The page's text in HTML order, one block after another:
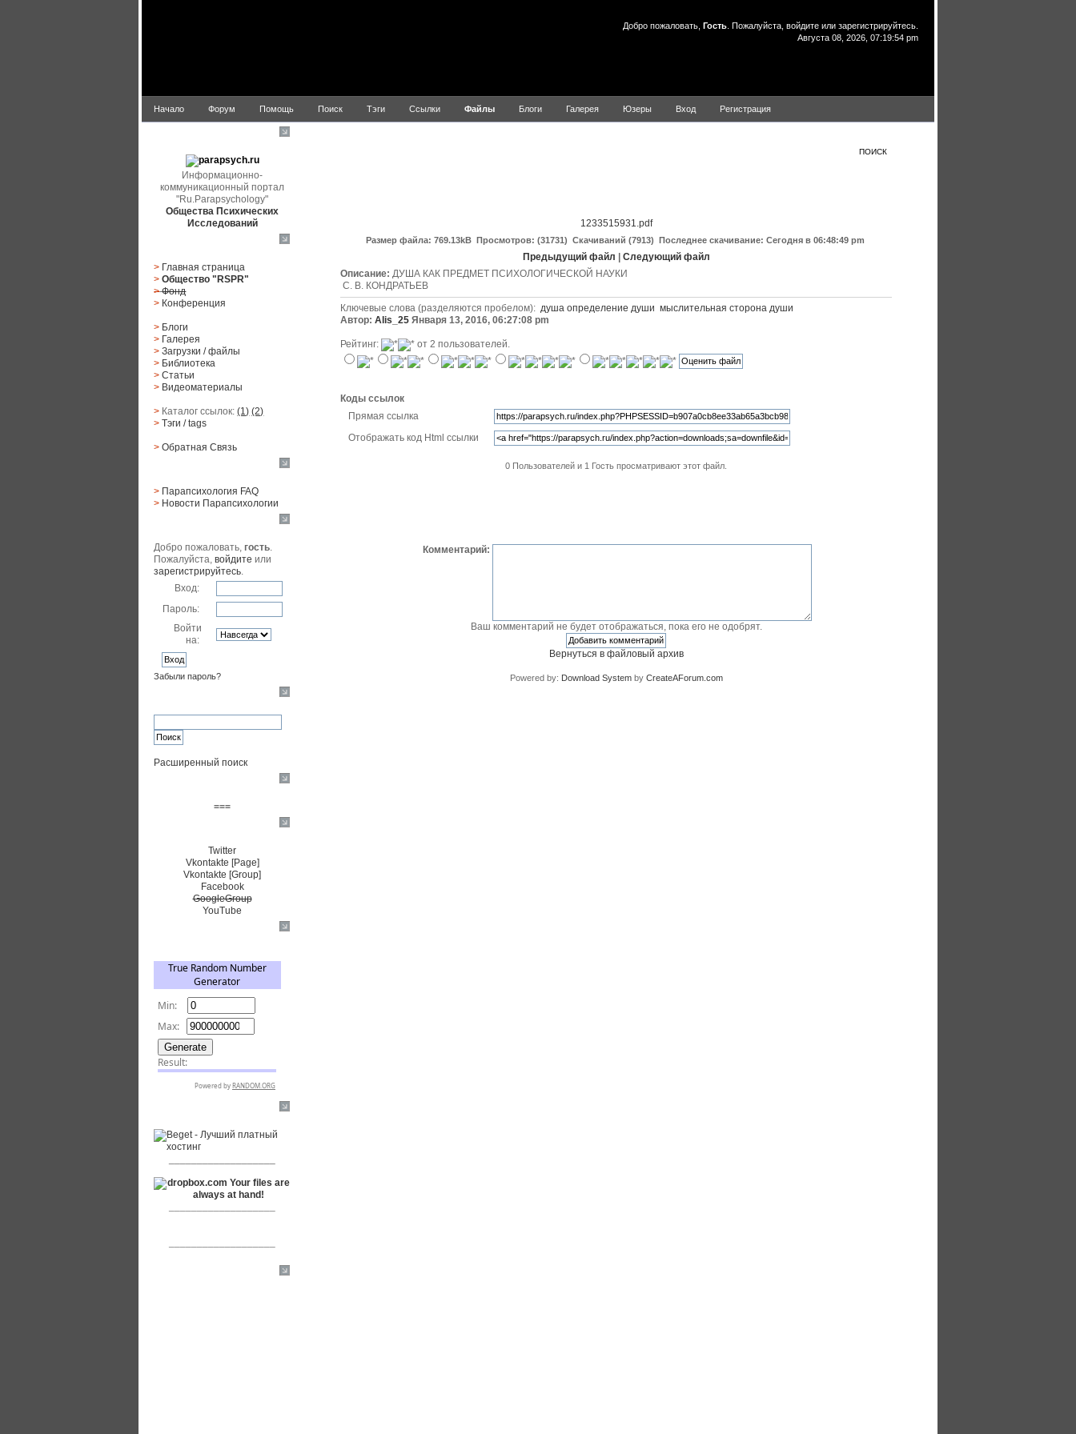
Добро пожаловать, Гость . Пожалуйста, войдите или зарегистрируйтесь
Августа 08, 2026, 07:19:54 pm
Начало Форум Помощь Поиск Тэги Ссылки Файлы Блоги Галерея Юзеры Вход Регистрация
Информационно-
коммуникационный портал
"Ru.Parapsychology"
Общества Психических
Исследований
> Главная страница
> Общество "RSPR"
> Фонд
> Конференция
> Блоги
> Галерея
> Загрузки/файлы
> Библиотека
> Статьи
> Видеоматериалы
> Каталог ссылок:(1) (2)
> Тэги/ tags
> Обратная Cвязь
> Парапсихология FAQ
> Новости Парапсихологии
Добро пожаловать,гость.
Пожалуйста,войдите или
зарегистрируйтесь.
Вход:
Пароль:
Войти
на:
Забыли пароль?
Расширенный поиск
===
Twitter
Vkontakte [Page]
Vkontakte [Group]
Facebook
GoogleGroup
YouTube
ПОИСК
1233515931.pdf
Размер файла: 769.13kB Просмотров: (31731) Скачиваний (7913) Последнее скачивание: Сегодняв 06:48:49 pm
Предыдущий файл
Следующий файл
Описание: ДУША КАК ПРЕДМЕТ ПСИХОЛОГИЧЕСКОЙ НАУКИ
С. В. КОНДРАТЬЕВ
Ключевые слова (разделяются пробелом): душа определение души мыслительная сторона души
Автор: Alis_25Января 13, 2016, 06:27:08 pm
Рейтинг: от 2 пользователей.
Коды ссылок
Прямая ссылка
Отображать код Html ссылки
0 Пользователей и 1 Гость просматривают этот файл.
Комментарий:
Ваш комментарий не будет отображаться, пока его не одобрят.
Вернуться в файловый архив
Powered by: Download Systemby CreateAForum.com